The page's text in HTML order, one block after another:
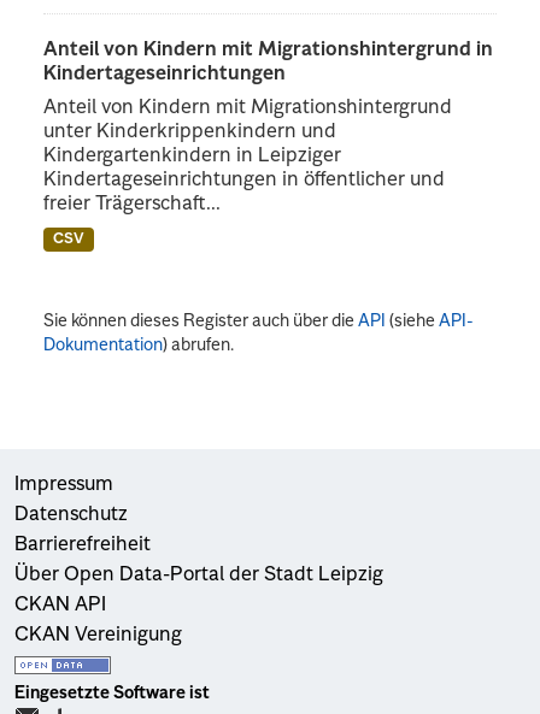
Anteil von Kindern mit Migrationshintergrund in
Kindertageseinrichtungen
Anteil von Kindern mit Migrationshintergrund
unter Kinderkrippenkindern und
Kindergartenkindern in Leipziger
Kindertageseinrichtungen in öffentlicher und
freier Trägerschaft...
CSV
Sie können dieses Register auch über dieAPI (sieheAPI-
Dokumentation) abrufen.
Impressum
Datenschutz
Barrierefreiheit
Über Open Data-Portal der Stadt Leipzig
CKAN API
CKAN Vereinigung
Eingesetzte Software ist